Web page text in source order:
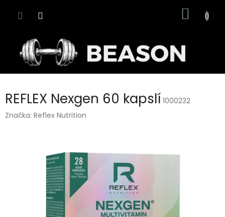
KOŠÍK
REFLEX Nexgen 60 kapslí 1000232
Značka: Reflex Nutrition